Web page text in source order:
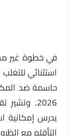
في خطوة غير
استثنائي للتغلب
2026. وتشير
يدرس إمكانية
التأقلم مع